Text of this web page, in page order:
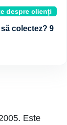
despre clienți
colectez? 9
Este